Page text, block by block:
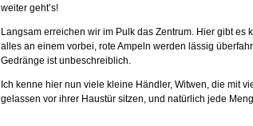
weiter geht’s!
Langsam erreichen wir im Pulk das Zentrum. Hier gibt
alles an einem vorbei, rote Ampeln werden lässig
Gedränge ist unbeschreiblich.
Ich kenne hier nun viele kleine Händler, Witwen, die mit
gelassen vor ihrer Haustür sitzen, und natürlich jede